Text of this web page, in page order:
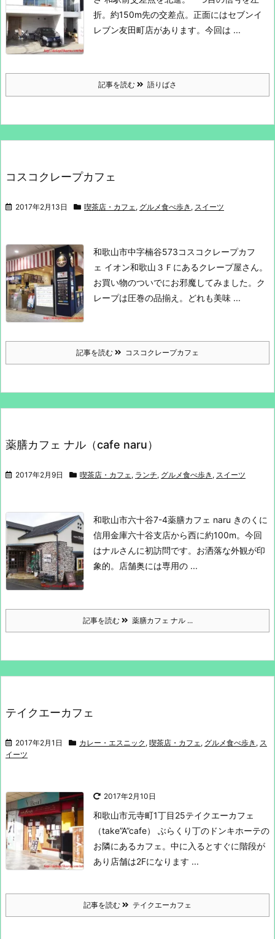
折。約150m先の交差点。 正面にはセブンイ
レブン友田町店があります。 今回は ...
記事を読む 語りばさ
コスコクレープカフェ
2017年2月13日 喫茶店・カフェ, グルメ食べ歩き , スイーツ
和歌山市中字楠谷573コスコクレープカフ
ェ イオン和歌山３Ｆにあるクレープ屋さん。
お買い物のついでにお邪魔してみました。 ク
レープは圧巻の品揃え。
どれも美味 ...
記事を読む コスコクレープカフェ
薬膳カフェ ナル（cafe naru）
2017年2月9日 喫茶店・カフェ, ランチ, グルメ食べ歩き , スイーツ
和歌山市六十谷7-4薬膳カフェ naru きのくに
信用金庫六十谷支店から西に約100m。 今回
はナルさんに初訪問です。 お洒落な外観が印
象的。
店舗奥には専用の ...
記事を読む 薬膳カフェ ナル ...
テイクエーカフェ
2017年2月1日 カレー・エスニック , 喫茶店・カフェ, グルメ食べ歩き , ス
イーツ
2017年2月10日
和歌山市元寺町1丁目25テイクエーカフェ
（take”A”cafe）
ぶらくり丁のドンキホーテの
お隣にあるカフェ。 中に入るとすぐに階段が
あり店舗は2Fになります ...
記事を読む テイクエーカフェ